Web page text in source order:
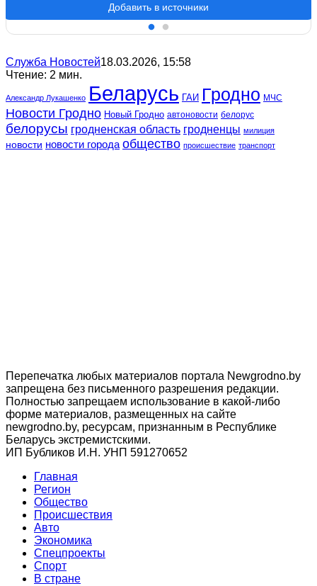
Добавить в источники
Служба Новостей18.03.2026, 15:58
Чтение: 2 мин.
Александр Лукашенко Беларусь ГАИ Гродно МЧС
Новости Гродно Новый Гродно автоновости белорус
белорусы гродненская область гродненцы милиция
новости новости города общество происшествие транспорт
Перепечатка любых материалов портала Newgrodno.by
запрещена без письменного разрешения редакции.
Полностью запрещаем использование в какой-либо
форме материалов, размещенных на сайте
newgrodno.by, ресурсам, признанным в Республике
Беларусь экстремистскими.
ИП Бубликов И.Н. УНП 591270652
Главная
Регион
Общество
Происшествия
Авто
Экономика
Спецпроекты
Cпорт
В стране